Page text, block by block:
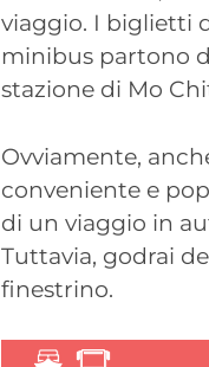
viaggio. I biglietti
minibus partono
stazione di Mo
Ovviamente,
conveniente e
di un viaggio in
Tuttavia, godrai
finestrino.